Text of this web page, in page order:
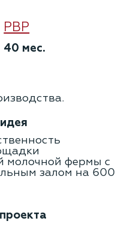
РВР
40 мес.
молочной фермы с
залом на 600